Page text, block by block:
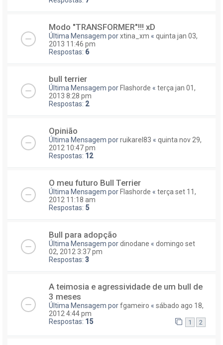
Modo "TRANSFORMER"!!! xD
Última Mensagem porxtina_xm « quinta jan 03,
2013 11:46 pm
Respostas: 6
bull terrier
Última Mensagem porFlashorde « terça jan 01,
2013 8:28 pm
Respostas: 2
Opinião
Última Mensagem porruikarel83 « quinta nov 29,
2012 10:47 pm
Respostas: 12
O meu futuro Bull Terrier
Última Mensagem porFlashorde « terça set 11,
2012 11:18 am
Respostas: 5
Bull para adopção
Última Mensagem pordinodane « domingo set
02, 2012 3:37 pm
Respostas: 3
A teimosia e agressividade de um bull de
3 meses
Última Mensagem porfgameiro « sábado ago 18,
2012 4:44 pm
Respostas: 15 1 2